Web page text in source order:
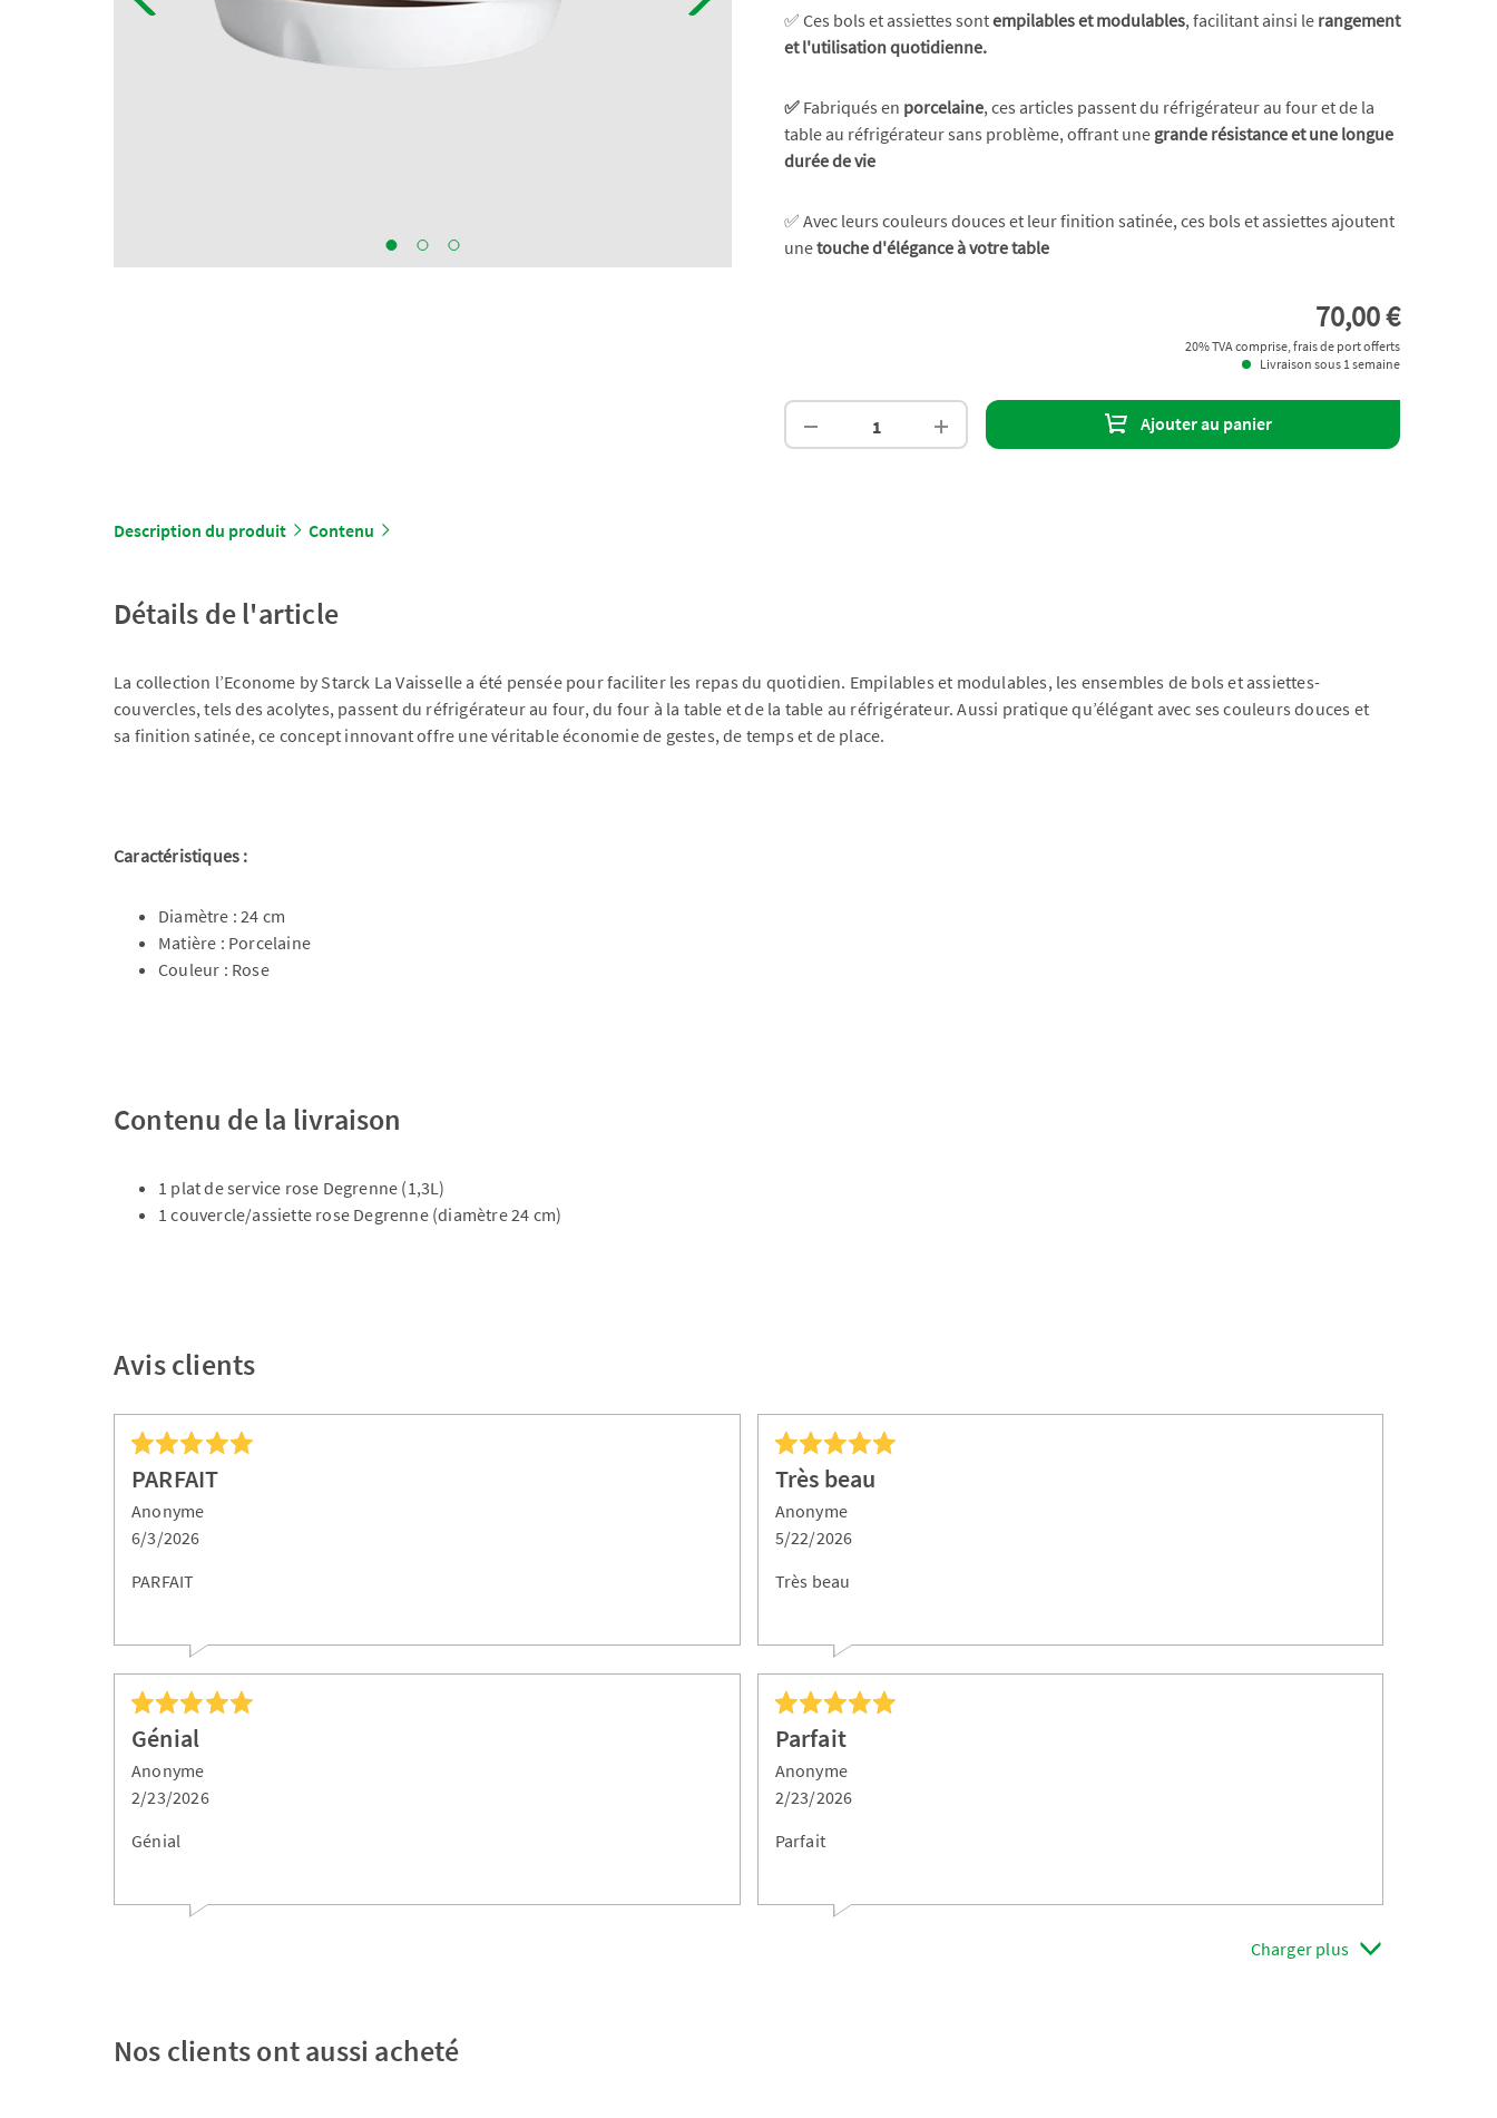
✅ Ces bols et assiettes sontempilables et modulables, facilitant ainsi le rangement
et l'utilisation quotidienne.
✅ Fabriqués en porcelaine, ces articles passent du réfrigérateur au four et de la
table au réfrigérateur sans problème, offrant une grande résistance et une longue
durée de vie
✅ Avec leurs couleurs douces et leur finition satinée, ces bols et assiettes ajoutent
unetouche d'élégance à votre table
70,00 €
20% TVA comprise, frais de port offerts
Livraison sous 1 semaine
Ajouter au panier
Description du produit Contenu
Détails de l'article
La collection l’Econome by Starck La Vaisselle a été pensée pour faciliter les repas du quotidien. Empilables et modulables, les ensembles de bols et assiettes-
couvercles, tels des acolytes, passent du réfrigérateur au four, du four à la table et de la table au réfrigérateur. Aussi pratique qu’élégant avec ses couleurs douces et
sa finition satinée, ce concept innovant offre une véritable économie de gestes, de temps et de place.
Caractéristiques :
Diamètre : 24 cm
Matière : Porcelaine
Couleur : Rose
Contenu de la livraison
1 plat de service rose Degrenne (1,3L)
1 couvercle/assiette rose Degrenne (diamètre 24 cm)
Avis clients
PARFAIT
Anonyme
6/3/2026
PARFAIT
Très beau
Anonyme
5/22/2026
Très beau
Génial
Anonyme
2/23/2026
Génial
Parfait
Anonyme
2/23/2026
Parfait
Charger plus
Nos clients ont aussi acheté